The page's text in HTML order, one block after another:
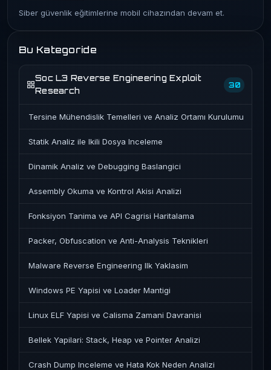
Siber güvenlik eğitimlerine mobil cihazından devam et.
Bu Kategoride
Soc L3 Reverse Engineering Exploit
Research
30
Tersine Mühendislik Temelleri ve Analiz Ortamı Kurulumu
Statik Analiz ile Ikili Dosya Inceleme
Dinamik Analiz ve Debugging Baslangici
Assembly Okuma ve Kontrol Akisi Analizi
Fonksiyon Tanima ve API Cagrisi Haritalama
Packer, Obfuscation ve Anti-Analysis Teknikleri
Malware Reverse Engineering Ilk Yaklasim
Windows PE Yapisi ve Loader Mantigi
Linux ELF Yapisi ve Calisma Zamani Davranisi
Bellek Yapilari: Stack, Heap ve Pointer Analizi
Crash Dump Inceleme ve Hata Kok Neden Analizi